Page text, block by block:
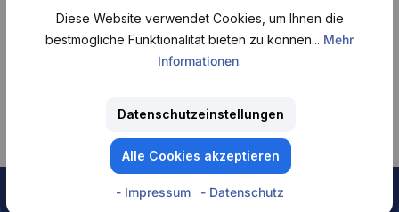
Rechnung
Diese Website verwendet Cookies, um Ihnen die
bestmögliche Funktionalität bieten zu können... Mehr
Informationen.
Datenschutzeinstellungen
Alle Cookies akzeptieren
- Impressum - Datenschutz